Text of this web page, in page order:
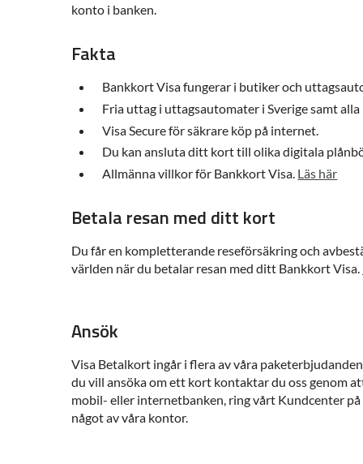
konto i banken.
Fakta
Bankkort Visa fungerar i butiker och
Fria uttag i uttagsautomater i Sverige samt
Visa Secure för säkrare köp på internet.
Du kan ansluta ditt kort till olika digitala
Allmänna villkor för Bankkort Visa. Läs här
Betala resan med ditt kort
Du får en kompletterande reseförsäkring och
världen när du betalar resan med ditt Bankkort Visa.
Ansök
Visa Betalkort ingår i flera av våra
du vill ansöka om ett kort kontaktar du oss genom
mobil- eller internetbanken, ring vårt Kundcenter
något av våra kontor.